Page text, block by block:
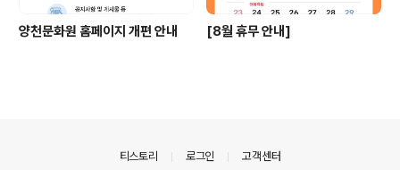
양천문화원 홈페이지 개편 안내 [8월 휴무 안내]
티스토리 로그인 고객센터